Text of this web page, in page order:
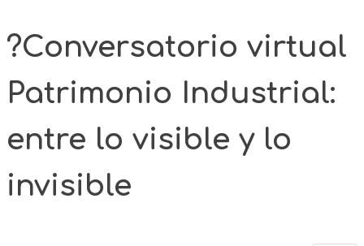
?Conversatorio virtual
Patrimonio Industrial:
entre lo visible y lo
invisible